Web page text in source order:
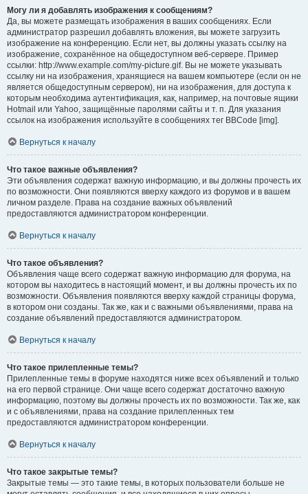
Могу ли я добавлять изображения к сообщениям?
Да, вы можете размещать изображения в ваших сообщениях. Если
администратор разрешил добавлять вложения, вы можете загрузить
изображение на конференцию. Если нет, вы должны указать ссылку на
изображение, сохранённое на общедоступном веб-сервере. Пример
ссылки: http://www.example.com/my-picture.gif. Вы не можете указывать
ссылку ни на изображения, хранящиеся на вашем компьютере (если он не
является общедоступным сервером), ни на изображения, для доступа к
которым необходима аутентификация, как, например, на почтовые ящики
Hotmail или Yahoo, защищённые паролями сайты и т. п. Для указания
ссылок на изображения используйте в сообщениях тег BBCode [img].
Вернуться к началу
Что такое важные объявления?
Эти объявления содержат важную информацию, и вы должны прочесть их
по возможности. Они появляются вверху каждого из форумов и в вашем
личном разделе. Права на создание важных объявлений
предоставляются администратором конференции.
Вернуться к началу
Что такое объявления?
Объявления чаще всего содержат важную информацию для форума, на
котором вы находитесь в настоящий момент, и вы должны прочесть их по
возможности. Объявления появляются вверху каждой страницы форума,
в котором они созданы. Так же, как и с важными объявлениями, права на
создание объявлений предоставляются администратором.
Вернуться к началу
Что такое прилепленные темы?
Прилепленные темы в форуме находятся ниже всех объявлений и только
на его первой странице. Они чаще всего содержат достаточно важную
информацию, поэтому вы должны прочесть их по возможности. Так же, как
и с объявлениями, права на создание прилепленных тем
предоставляются администратором конференции.
Вернуться к началу
Что такое закрытые темы?
Закрытые темы — это такие темы, в которых пользователи больше не